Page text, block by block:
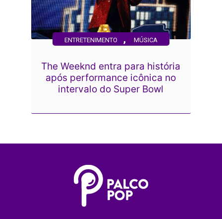
ENTRETENIMENTO , MÚSICA
The Weeknd entra para história
após performance icônica no
intervalo do Super Bowl